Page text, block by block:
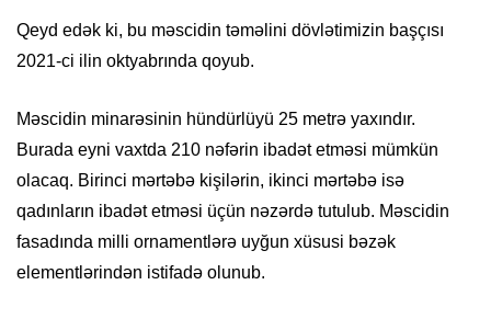
Qeyd edək ki, bu məscidin təməlini dövlətimizin başçısı
2021-ci ilin oktyabrında qoyub.
Məscidin minarəsinin hündürlüyü 25 metrə yaxındır.
Burada eyni vaxtda 210 nəfərin ibadət etməsi mümkün
olacaq. Birinci mərtəbə kişilərin, ikinci mərtəbə isə
qadınların ibadət etməsi üçün nəzərdə tutulub. Məscidin
fasadında milli ornamentlərə uyğun xüsusi bəzək
elementlərindən istifadə olunub.